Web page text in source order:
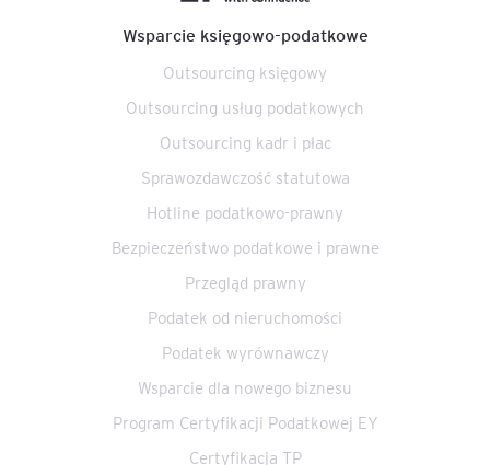
Wsparcie księgowo-podatkowe
Outsourcing księgowy
Outsourcing usług podatkowych
Outsourcing kadr i płac
Sprawozdawczość statutowa
Hotline podatkowo-prawny
Bezpieczeństwo podatkowe i prawne
Przegląd prawny
Podatek od nieruchomości
Podatek wyrównawczy
Wsparcie dla nowego biznesu
Program Certyfikacji Podatkowej EY
Certyfikacja TP